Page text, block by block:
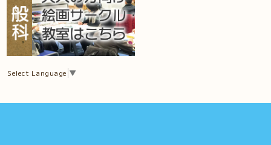
Select Language ▼